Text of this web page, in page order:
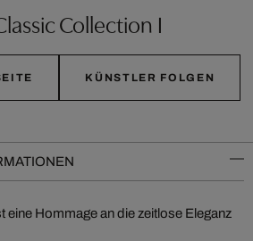
Collection I
KÜNSTLER FOLGEN
eine Hommage an die zeitlose Eleganz